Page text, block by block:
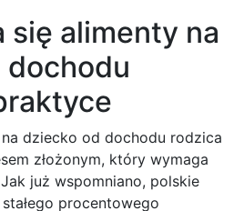
się alimenty na
dziecko od dochodu rodzica
złożonym, który wymaga
już wspomniano, polskie
procentowego